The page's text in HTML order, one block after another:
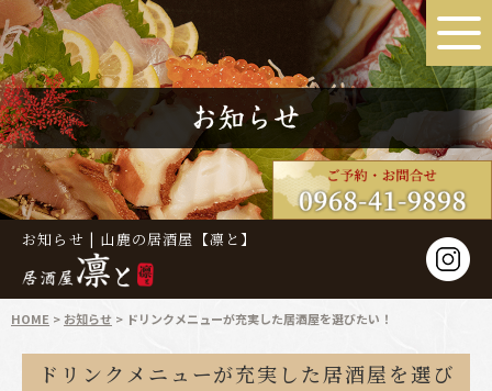
お知らせ | 山鹿の居酒屋【凛と】
HOME お知らせ ドリンクメニューが充実した居酒屋を選びたい！
ドリンクメニューが充実した居酒屋を選び